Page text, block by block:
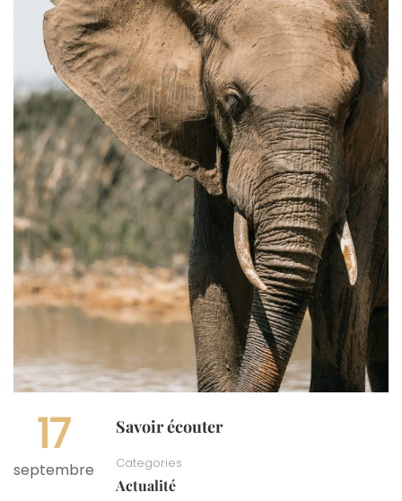
17
septembre
Savoir écouter
Categories
Actualité